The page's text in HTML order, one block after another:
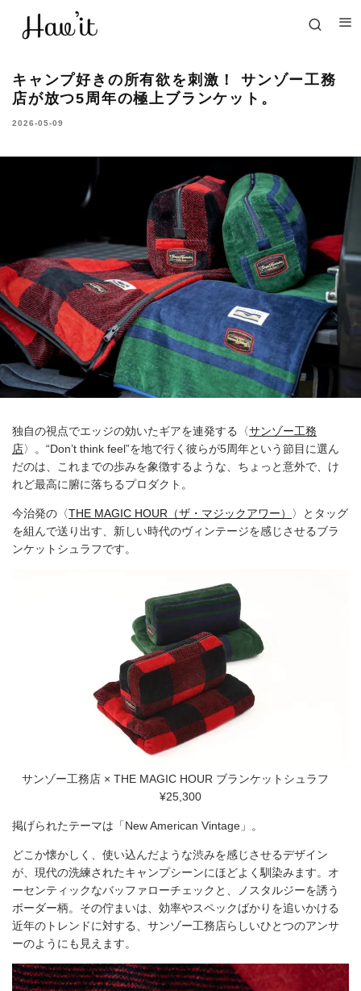
キャンプ好きの所有欲を刺激！ サンゾー工務
店が放つ5周年の極上ブランケット。
2026-05-09
独自の視点でエッジの効いたギアを連発する〈サンゾー工務
店〉。“Don’t think feel”を地で行く彼らが5周年という節目に選ん
だのは、これまでの歩みを象徴するような、ちょっと意外で、け
れど最高に腑に落ちるプロダクト。
今治発の〈THE MAGIC HOUR（ザ・マジックアワー）
〉とタッグ
を組んで送り出す、新しい時代のヴィンテージを感じさせるブラ
ンケットシュラフです。
サンゾー工務店 × THE MAGIC HOUR ブランケットシュラフ
¥25,300
掲げられたテーマは「New American Vintage」。
どこか懐かしく、使い込んだような渋みを感じさせるデザイン
が、現代の洗練されたキャンプシーンにほどよく馴染みます。オ
ーセンティックなバッファローチェックと、ノスタルジーを誘う
ボーダー柄。その佇まいは、効率やスペックばかりを追いかける
近年のトレンドに対する、サンゾー工務店らしいひとつのアンサ
ーのようにも見えます。